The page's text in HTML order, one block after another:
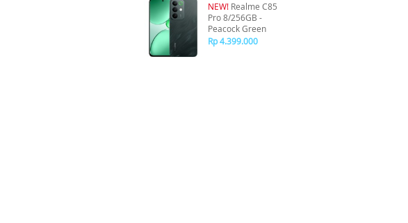
NEW! Realme C85
Pro 8/256GB -
Peacock Green
Rp 4.399.000